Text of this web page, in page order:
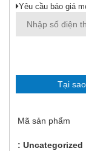
Yêu cầu báo giá
Tại
Mã sản phẩm
Uncategorized